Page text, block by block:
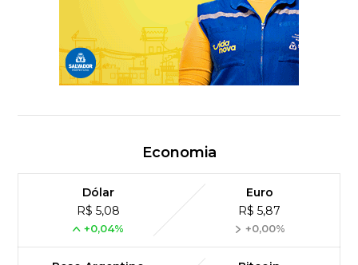
Economia
Dólar
R$ 5,08
+0,04%
Euro
R$ 5,87
+0,00%